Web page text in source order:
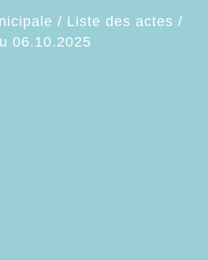
/ Liste des actes /
06.10.2025